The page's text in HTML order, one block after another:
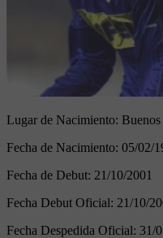
Lugar de Nacimiento:
Fecha de Nacimiento: 05/02/
Fecha de Debut: 21/10/2001
Fecha Debut Oficial: 21/10/
Fecha Despedida Oficial: 31/